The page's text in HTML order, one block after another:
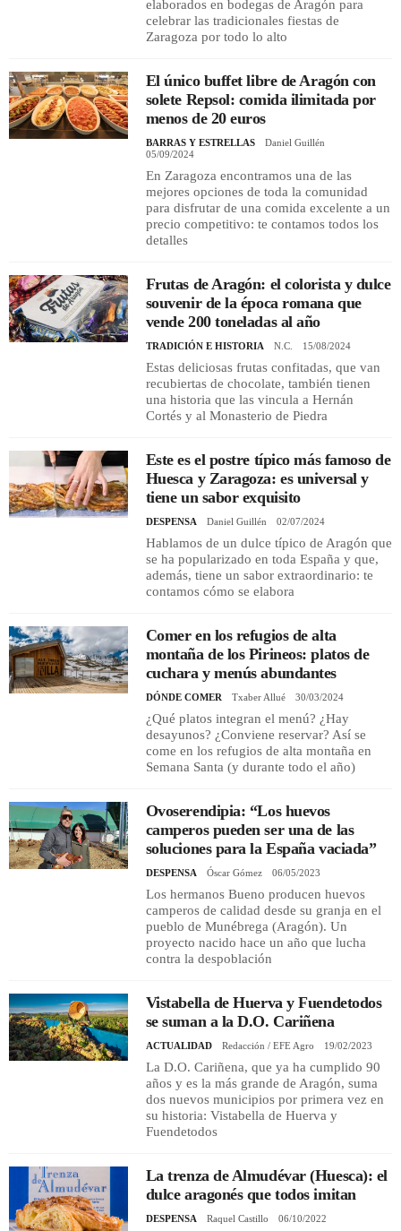
elaborados en bodegas de Aragón para
celebrar las tradicionales fiestas de
Zaragoza por todo lo alto
El único buffet libre de Aragón con
solete Repsol: comida ilimitada por
menos de 20 euros
BARRAS Y ESTRELLAS
Daniel Guillén
05/09/2024
En Zaragoza encontramos una de las
mejores opciones de toda la comunidad
para disfrutar de una comida excelente a un
precio competitivo: te contamos todos los
detalles
Frutas de Aragón: el colorista y dulce
souvenir de la época romana que
vende 200 toneladas al año
TRADICIÓN E HISTORIA N.C. 15/08/2024
Estas deliciosas frutas confitadas, que van
recubiertas de chocolate, también tienen
una historia que las vincula a Hernán
Cortés y al Monasterio de Piedra
Este es el postre típico más famoso de
Huesca y Zaragoza: es universal y
tiene un sabor exquisito
DESPENSA Daniel Guillén 02/07/2024
Hablamos de un dulce típico de Aragón que
se ha popularizado en toda España y que,
además, tiene un sabor extraordinario: te
contamos cómo se elabora
Comer en los refugios de alta
montaña de los Pirineos: platos de
cuchara y menús abundantes
DÓNDE COMER Txaber Allué 30/03/2024
¿Qué platos integran el menú? ¿Hay
desayunos? ¿Conviene reservar? Así se
come en los refugios de alta montaña en
Semana Santa (y durante todo el año)
Ovoserendipia: “Los huevos
camperos pueden ser una de las
soluciones para la España vaciada”
DESPENSA Óscar Gómez 06/05/2023
Los hermanos Bueno producen huevos
camperos de calidad desde su granja en el
pueblo de Munébrega (Aragón). Un
proyecto nacido hace un año que lucha
contra la despoblación
Vistabella de Huerva y Fuendetodos
se suman a la D.O. Cariñena
ACTUALIDAD Redacción / EFE Agro 19/02/2023
La D.O. Cariñena, que ya ha cumplido 90
años y es la más grande de Aragón, suma
dos nuevos municipios por primera vez en
su historia: Vistabella de Huerva y
Fuendetodos
La trenza de Almudévar (Huesca): el
dulce aragonés que todos imitan
DESPENSA Raquel Castillo 06/10/2022